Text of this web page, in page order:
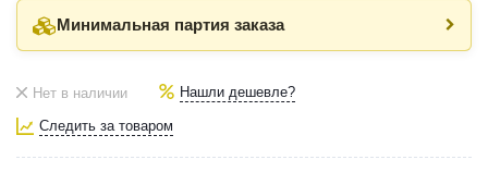
Минимальная партия заказа
Нет в наличии Нашли дешевле?
Следить за товаром